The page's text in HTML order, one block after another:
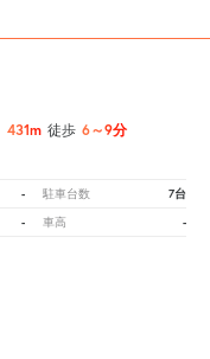
431m 徒歩 6～9分
- 駐車台数 7台
- 車高 -